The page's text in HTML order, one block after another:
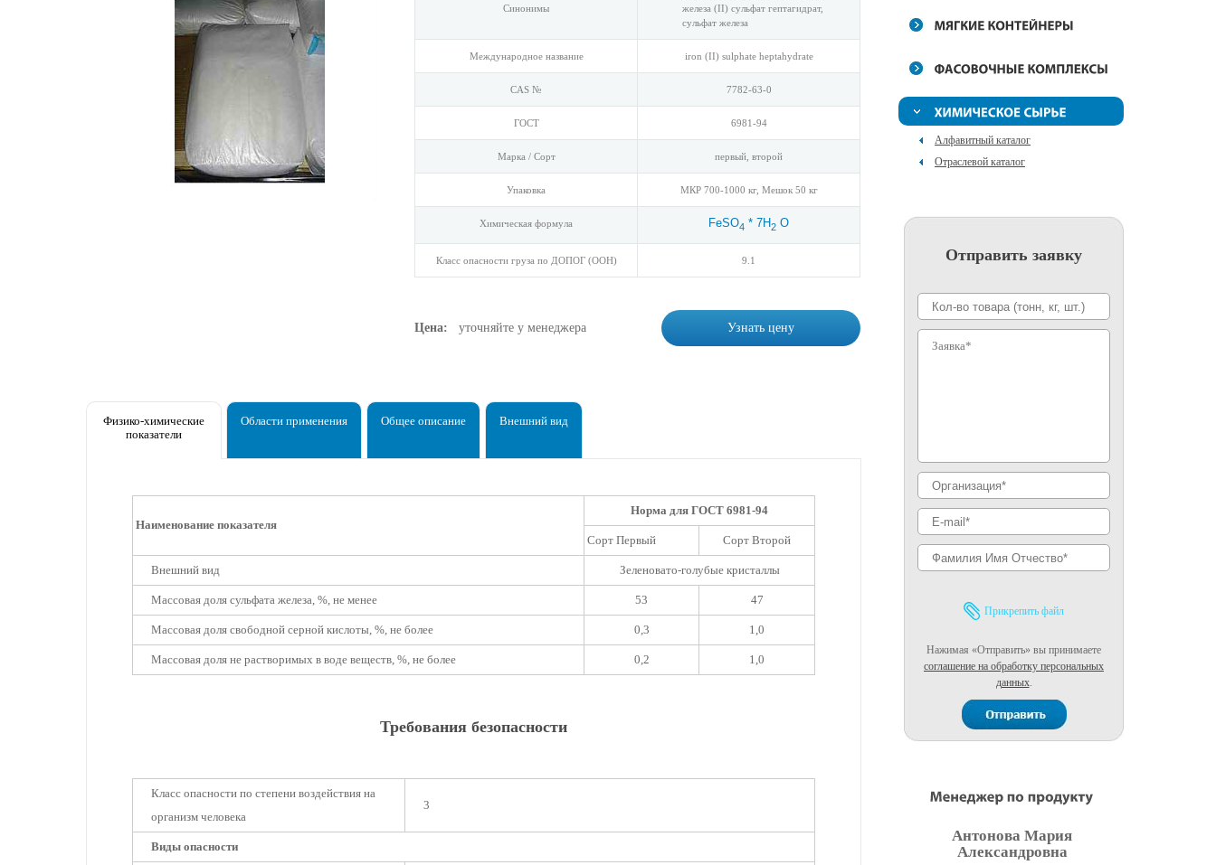
Синонимы
железа (II) сульфат гептагидрат,
сульфат железа
Международное название iron (II) sulphate heptahydrate
CAS № 7782-63-0
ГОСТ 6981-94
Марка / Сорт первый, второй
Упаковка МКР 700-1000 кг, Мешок 50 кг
Химическая формула FeSO4 * 7H2 O
Класс опасности груза по ДОПОГ (ООН) 9.1
Цена: уточняйте у менеджера Узнать цену
Физико-химические
показатели
Области применения Общее описание Внешний вид
Наименование показателя
Норма для ГОСТ 6981-94
Сорт Первый Сорт Второй
Внешний вид Зеленовато-голубые кристаллы
Массовая доля сульфата железа, %, не менее 53 47
Массовая доля свободной серной кислоты, %, не более 0,3 1,0
Массовая доля не растворимых в воде веществ, %, не более 0,2 1,0
Требования безопасности
Класс опасности по степени воздействия на
организм человека
3
Виды опасности
Алфавитный каталог
Отраслевой каталог
Отправить заявку
Прикрепить файл
Нажимая «Отправить» вы принимаете
соглашение на обработку персональных
данных.
Антонова Мария
Александровна